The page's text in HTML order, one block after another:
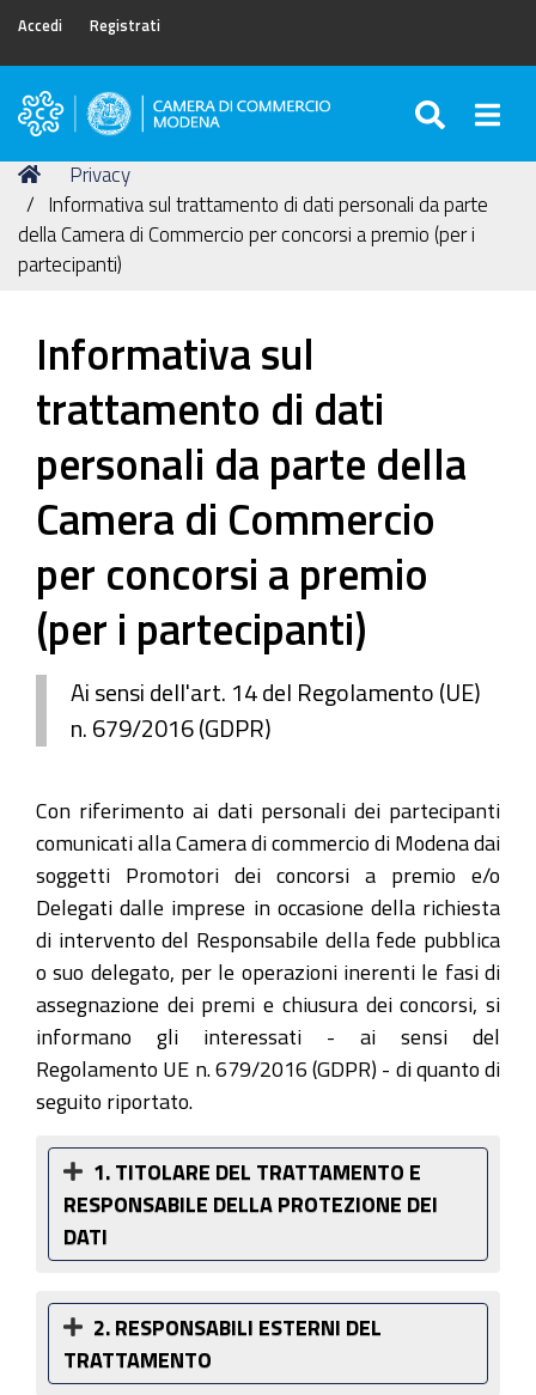
Accedi Registrati
Camera
Commercio
di
Modena
Tu
sei
qui:
Home
Privacy
Informativa sul trattamento di dati personali da parte
della Camera di Commercio per concorsi a premio (per i
partecipanti)
Informativa sul
trattamento di dati
personali da parte della
Camera di Commercio
per concorsi a premio
(per i partecipanti)
Ai sensi dell'art. 14 del Regolamento (UE)
n. 679/2016 (GDPR)
Con riferimento ai dati personali dei partecipanti
comunicati alla Camera di commercio di Modena dai
soggetti Promotori dei concorsi a premio e/o
Delegati dalle imprese in occasione della richiesta
di intervento del Responsabile della fede pubblica
o suo delegato, per le operazioni inerenti le fasi di
assegnazione dei premi e chiusura dei concorsi, si
informano gli interessati - ai sensi del
Regolamento UE n. 679/2016 (GDPR) - di quanto di
seguito riportato.
1. TITOLARE DEL TRATTAMENTO E
RESPONSABILE DELLA PROTEZIONE DEI
DATI
2. RESPONSABILI ESTERNI DEL
TRATTAMENTO